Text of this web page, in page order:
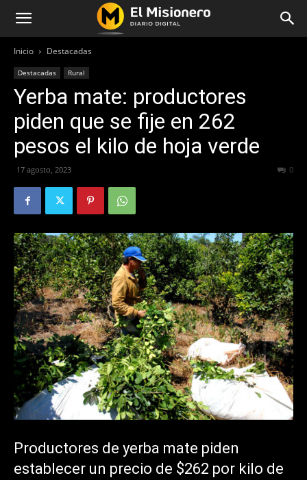
Inicio Destacadas
Destacadas Rural
Yerba mate: productores
piden que se fije en 262
pesos el kilo de hoja verde
17 agosto, 2023 0
Productores de yerba mate piden
establecer un precio de $262 por kilo de